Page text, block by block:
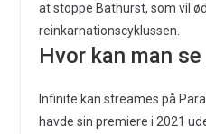
at stoppe Bathurst, som vil
reinkarnationscyklussen.
Hvor kan man
Infinite kan streames på
havde sin premiere i 2021